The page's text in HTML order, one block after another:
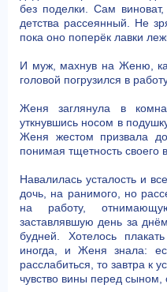
без поделки. Сам
детства рассеянный. Не
пока оно поперёк лавки
И муж, махнув на Женю,
головой погрузился в
Женя заглянула в
уткнувшись носом в
Женя жестом призвала
понимая тщетность своего
Навалилась усталость и
дочь, на ранимого, но
на работу,
заставлявшую день за
будней. Хотелось
иногда, и Женя знала:
расслабиться, то завтра к
чувство вины перед сыном,